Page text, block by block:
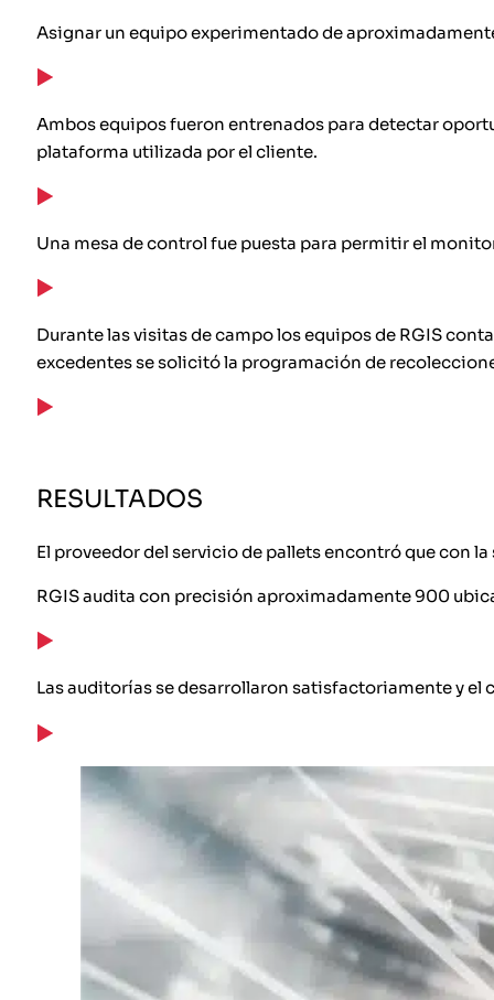
Asignar un equipo experimentado de
Ambos equipos fueron entrenados para detectar
plataforma utilizada por el cliente.
Una mesa de control fue puesta para permitir el
Durante las visitas de campo los equipos de RGIS
excedentes se solicitó la programación de
RESULTADOS
El proveedor del servicio de pallets encontró que con
RGIS audita con precisión aproximadamente 900
Las auditorías se desarrollaron satisfactoriamente y el